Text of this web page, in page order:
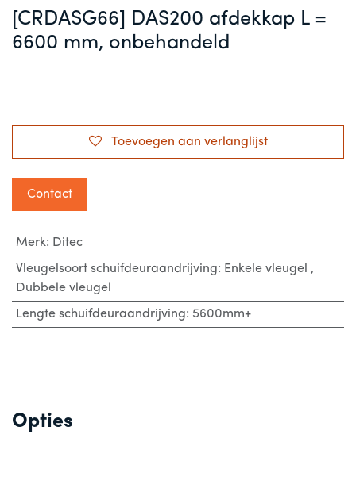
[CRDASG66] DAS200 afdekkap L =
6600 mm, onbehandeld
Toevoegen aan verlanglijst
Contact
Merk: Ditec
Vleugelsoort schuifdeuraandrijving: Enkele vleugel ,
Dubbele vleugel
Lengte schuifdeuraandrijving: 5600mm+
Opties